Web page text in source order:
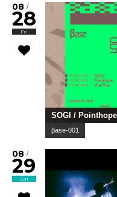
08 /
28
Fri
SOGI /
βase-001
08 /
29
Sat